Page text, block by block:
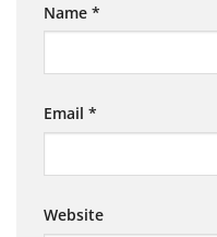
Name *
Email *
Website